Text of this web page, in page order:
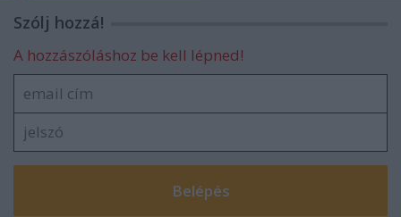
Szólj hozzá!
A hozzászóláshoz be kell lépned!